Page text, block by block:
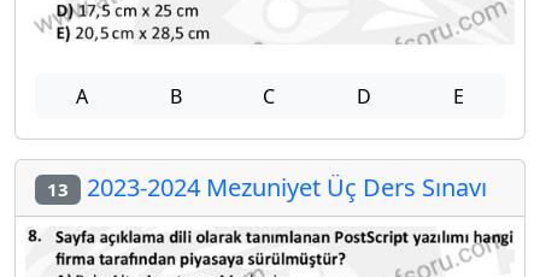
A B C D E
13 2023-2024 Mezuniyet Üç Ders Sınavı